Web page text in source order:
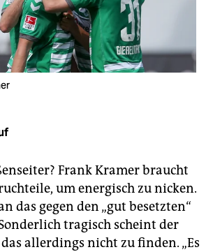
Frank Kramer braucht
um energisch zu nicken.
das gegen den „gut besetzten“
tragisch scheint der
allerdings nicht zu finden. „Es